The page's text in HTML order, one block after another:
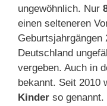
ungewöhnlich. Nur
einen selteneren
Geburtsjahrgängen
Deutschland
vergeben. Auch in
bekannt. Seit 2010
Kinder so